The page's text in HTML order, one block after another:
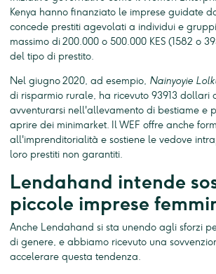
Kenya hanno finanziato le imprese guidate
concede prestiti agevolati a individui e
massimo di 200.000 o 500.000 KES (1582 o
del tipo di prestito.
Nel giugno 2020, ad esempio, Nainyoyie
di risparmio rurale, ha ricevuto 93913 dollari
avventurarsi nell'allevamento di bestiame e
aprire dei minimarket. Il WEF offre anche
all'imprenditorialità e sostiene le vedove
loro prestiti non garantiti.
Lendahand intende
piccole imprese
Anche Lendahand si sta unendo agli sforzi
di genere, e abbiamo ricevuto una
accelerare questa tendenza.